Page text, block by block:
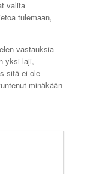
valita
tulemaan,
vastauksia
yksi laji,
sitä ei ole
minäkään